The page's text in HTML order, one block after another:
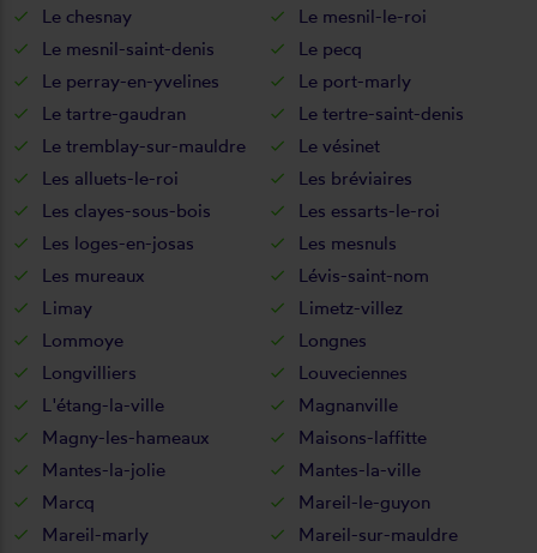
Le chesnay
Le mesnil-le-roi
Le mesnil-saint-denis
Le pecq
Le perray-en-yvelines
Le port-marly
Le tartre-gaudran
Le tertre-saint-denis
Le tremblay-sur-mauldre
Le vésinet
Les alluets-le-roi
Les bréviaires
Les clayes-sous-bois
Les essarts-le-roi
Les loges-en-josas
Les mesnuls
Les mureaux
Lévis-saint-nom
Limay
Limetz-villez
Lommoye
Longnes
Longvilliers
Louveciennes
L'étang-la-ville
Magnanville
Magny-les-hameaux
Maisons-laffitte
Mantes-la-jolie
Mantes-la-ville
Marcq
Mareil-le-guyon
Mareil-marly
Mareil-sur-mauldre